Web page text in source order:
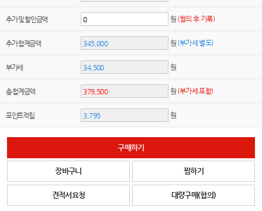
추가 및 할인금액 원 (협의 후 기록)
추가 합계금액 원 (부가세 별도)
부가세 원
총 합계금액 원 (부가세 포함)
포인트적립 원
구매하기
장바구니 찜하기
견적서요청 대량구매(협의)